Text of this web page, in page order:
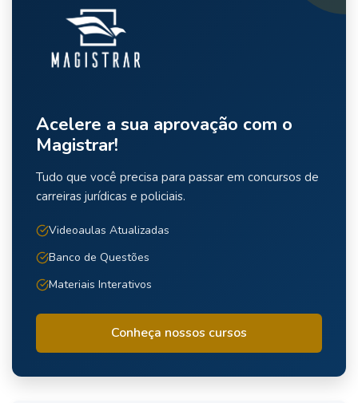
Acelere a sua aprovação com o
Magistrar!
Tudo que você precisa para passar em concursos de
carreiras jurídicas e policiais.
Videoaulas Atualizadas
Banco de Questões
Materiais Interativos
Conheça nossos cursos